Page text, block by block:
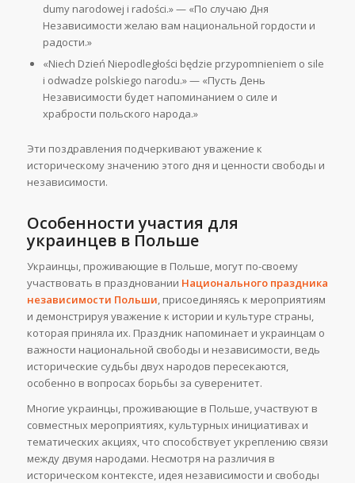
dumy narodowej i radości.» — «По случаю Дня
Независимости желаю вам национальной гордости и
радости.»
«Niech Dzień Niepodległości będzie przypomnieniem o sile
i odwadze polskiego narodu.» — «Пусть День
Независимости будет напоминанием о силе и
храбрости польского народа.»
Эти поздравления подчеркивают уважение к
историческому значению этого дня и ценности свободы и
независимости.
Особенности участия для
украинцев в Польше
Украинцы, проживающие в Польше, могут по-своему
участвовать в праздновании Национального праздника
независимости Польши, присоединяясь к мероприятиям
и демонстрируя уважение к истории и культуре страны,
которая приняла их. Праздник напоминает и украинцам о
важности национальной свободы и независимости, ведь
исторические судьбы двух народов пересекаются,
особенно в вопросах борьбы за суверенитет.
Многие украинцы, проживающие в Польше, участвуют в
совместных мероприятиях, культурных инициативах и
тематических акциях, что способствует укреплению связи
между двумя народами. Несмотря на различия в
историческом контексте, идея независимости и свободы